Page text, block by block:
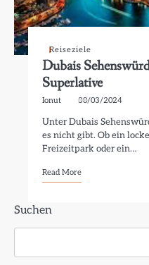
Reiseziele
Dubais
Superlative
Ionut 30/03/2024
Unter Dubais
es nicht gibt. Ob ein
Freizeitpark oder ein…
Read More
Suchen